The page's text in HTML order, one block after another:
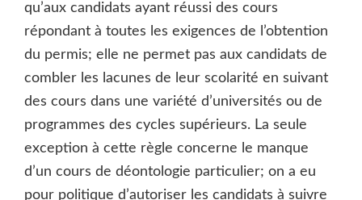
qu’aux candidats ayant réussi des cours
répondant à toutes les exigences de l’obtention
du permis; elle ne permet pas aux candidats de
combler les lacunes de leur scolarité en suivant
des cours dans une variété d’universités ou de
programmes des cycles supérieurs. La seule
exception à cette règle concerne le manque
d’un cours de déontologie particulier; on a eu
pour politique d’autoriser les candidats à suivre